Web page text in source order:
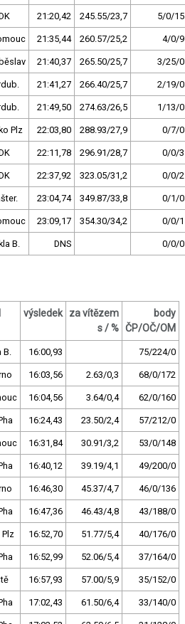
21:20,42 245.55/23,7 5/0/15
21:35,44 260.57/25,2 4/0/9
21:40,37 265.50/25,7 3/25/0
21:41,27 266.40/25,7 2/19/0
21:49,50 274.63/26,5 1/13/0
Plz 22:03,80 288.93/27,9 0/7/0
22:11,78 296.91/28,7 0/0/3
22:37,92 323.05/31,2 0/0/2
23:04,74 349.87/33,8 0/1/0
23:09,17 354.30/34,2 0/0/1
B. DNS 0/0/0
výsledek
za vítězem
s / %
body
ČP/OČ/OM
B. 16:00,93 75/224/0
16:03,56 2.63/0,3 68/0/172
16:04,56 3.64/0,4 62/0/160
16:24,43 23.50/2,4 57/212/0
16:31,84 30.91/3,2 53/0/148
16:40,12 39.19/4,1 49/200/0
16:46,30 45.37/4,7 46/0/136
16:47,36 46.43/4,8 43/188/0
16:52,70 51.77/5,4 40/176/0
16:52,99 52.06/5,4 37/164/0
16:57,93 57.00/5,9 35/152/0
17:02,43 61.50/6,4 33/140/0